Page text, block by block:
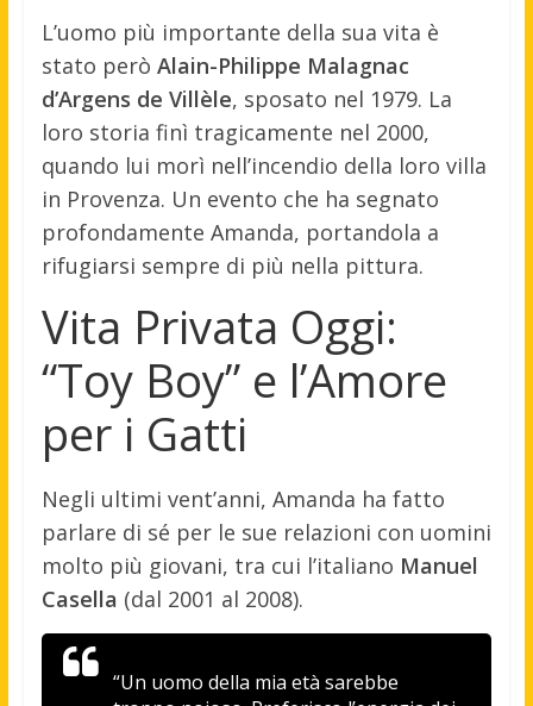
L’uomo più importante della sua vita è
stato però Alain-Philippe Malagnac
d’Argens de Villèle, sposato nel 1979. La
loro storia finì tragicamente nel 2000,
quando lui morì nell’incendio della loro villa
in Provenza. Un evento che ha segnato
profondamente Amanda, portandola a
rifugiarsi sempre di più nella pittura.
Vita Privata Oggi:
“Toy Boy” e l’Amore
per i Gatti
Negli ultimi vent’anni, Amanda ha fatto
parlare di sé per le sue relazioni con uomini
molto più giovani, tra cui l’italiano Manuel
Casella (dal 2001 al 2008).
“Un uomo della mia età sarebbe